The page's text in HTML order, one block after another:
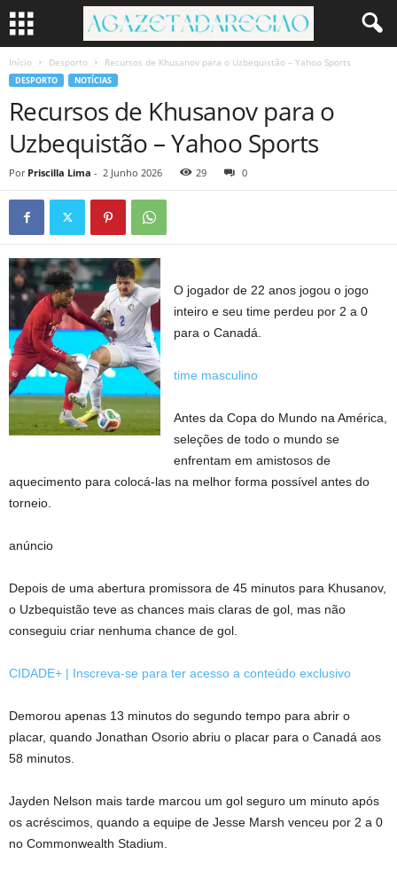
Início Desporto Recursos de Khusanov para o Uzbequistão – Yahoo Sports
DESPORTO NOTÍCIAS
Recursos de Khusanov para o
Uzbequistão – Yahoo Sports
Por Priscilla Lima - 2 Junho 2026 29 0
O jogador de 22 anos jogou o jogo
inteiro e seu time perdeu por 2 a 0
para o Canadá.
time masculino
Antes da Copa do Mundo na América,
seleções de todo o mundo se
enfrentam em amistosos de
aquecimento para colocá-las na melhor forma possível antes do
torneio.
anúncio
Depois de uma abertura promissora de 45 minutos para Khusanov,
o Uzbequistão teve as chances mais claras de gol, mas não
conseguiu criar nenhuma chance de gol.
CIDADE+ | Inscreva-se para ter acesso a conteúdo exclusivo
Demorou apenas 13 minutos do segundo tempo para abrir o
placar, quando Jonathan Osorio abriu o placar para o Canadá aos
58 minutos.
Jayden Nelson mais tarde marcou um gol seguro um minuto após
os acréscimos, quando a equipe de Jesse Marsh venceu por 2 a 0
no Commonwealth Stadium.